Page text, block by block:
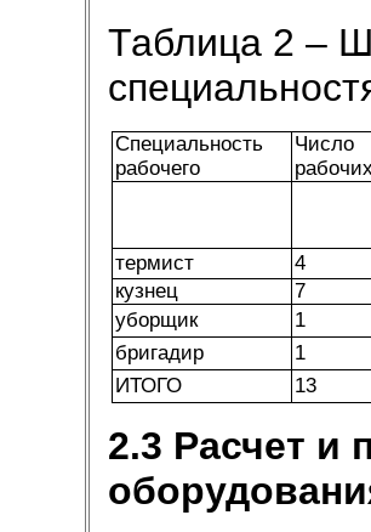
Таблица 2 –
Специальность
рабочего
Число
термист
4
кузнец
7
уборщик
1
бригадир
1
ИТОГО
13
2.3 Расчет и